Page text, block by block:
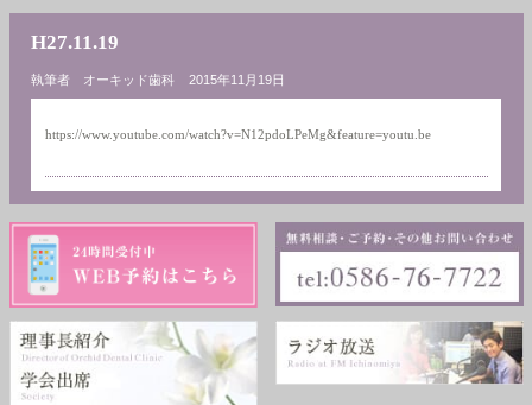
H27.11.19
執筆者 オーキッド歯科 2015年11月19日
https://www.youtube.com/watch?v=N12pdoLPeMg&feature=youtu.be